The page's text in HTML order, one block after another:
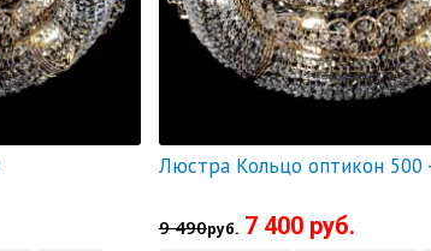
9 490руб. 7 400 руб.